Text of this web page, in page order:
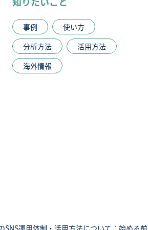
事例
使い方
分析方法
活用方法
海外情報